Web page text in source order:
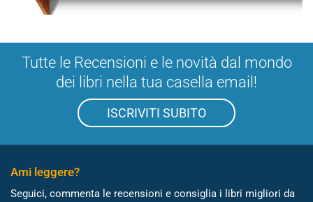
Tutte le Recensioni e le novità dal mondo
dei libri nella tua casella email!
ISCRIVITI SUBITO
Ami leggere?
Seguici, commenta le recensioni e consiglia i libri migliori da